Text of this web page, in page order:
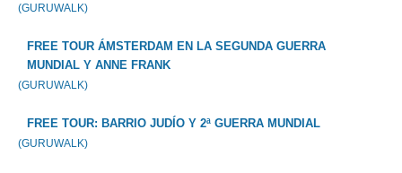
(GURUWALK)
FREE TOUR ÁMSTERDAM EN LA SEGUNDA GUERRA
MUNDIAL Y ANNE FRANK
(GURUWALK)
FREE TOUR: BARRIO JUDÍO Y 2ª GUERRA MUNDIAL
(GURUWALK)